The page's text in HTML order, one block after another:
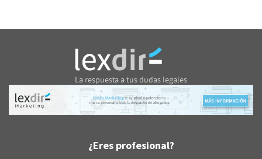
¿Eres profesional?